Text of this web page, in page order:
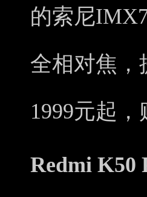
的索尼
全相对焦，
1999元起
Redmi K50